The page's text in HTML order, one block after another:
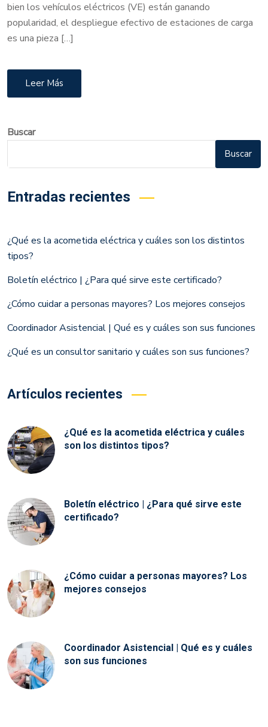
bien los vehículos eléctricos (VE) están ganando
popularidad, el despliegue efectivo de estaciones de carga
es una pieza […]
Leer Más
Buscar
Buscar
Entradas recientes
¿Qué es la acometida eléctrica y cuáles son los distintos
tipos?
Boletín eléctrico | ¿Para qué sirve este certificado?
¿Cómo cuidar a personas mayores? Los mejores consejos
Coordinador Asistencial | Qué es y cuáles son sus funciones
¿Qué es un consultor sanitario y cuáles son sus funciones?
Artículos recientes
¿Qué es la acometida eléctrica y cuáles
son los distintos tipos?
Boletín eléctrico | ¿Para qué sirve este
certificado?
¿Cómo cuidar a personas mayores? Los
mejores consejos
Coordinador Asistencial | Qué es y cuáles
son sus funciones